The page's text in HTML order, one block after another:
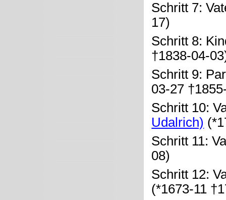
Schritt 7:
17)
Schritt 8:
†1838-04-
Schritt 9:
03-27
Schritt 10:
Udalrich)
Schritt 11:
08)
Schritt 12:
(*1673-11